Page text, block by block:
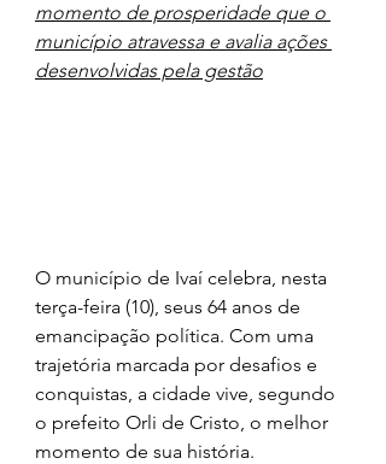
momento de prosperidade que o
município atravessa e avalia ações
desenvolvidas pela gestão
O município de Ivaí celebra, nesta
terça-feira (10), seus 64 anos de
emancipação política. Com uma
trajetória marcada por desafios e
conquistas, a cidade vive, segundo
o prefeito Orli de Cristo, o melhor
momento de sua história.